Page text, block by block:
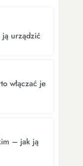
urządzić
włączać je
– jak ją